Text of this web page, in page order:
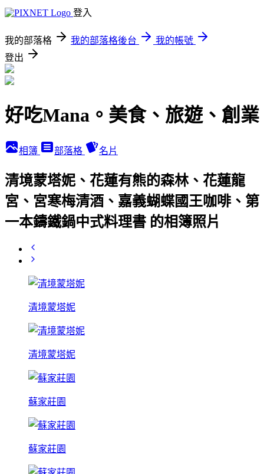
登入
我的部落格 我的部落格後台
我的帳號
登出
好吃Mana。美食、旅遊、創業
相簿 部落格 名片
清境蒙塔妮、花蓮有熊的森林、花蓮龍
宮、宮寒梅清酒、嘉義蝴蝶國王咖啡、第
一本鑄鐵鍋中式料理書 的相簿照片
清境蒙塔妮
清境蒙塔妮
蘇家莊園
蘇家莊園